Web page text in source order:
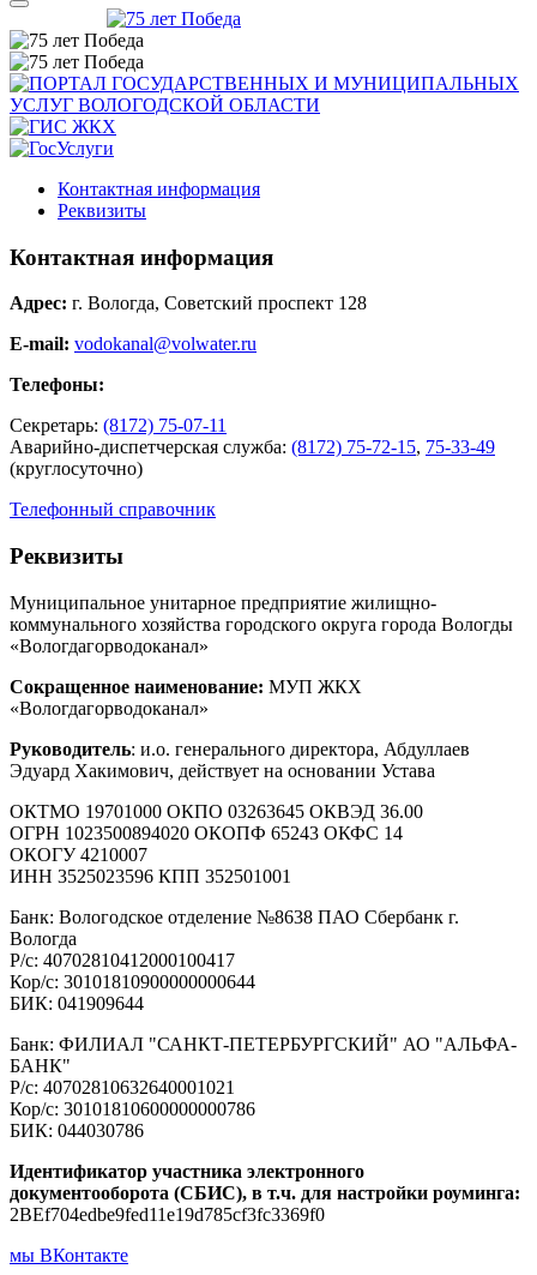
Контактная информация
Реквизиты
Контактная информация
Адрес: г. Вологда, Советский проспект 128
E-mail: vodokanal@volwater.ru
Телефоны:
Секретарь: (8172) 75-07-11
Аварийно-диспетчерская служба: (8172) 75-72-15, 75-33-49
(круглосуточно)
Телефонный справочник
Реквизиты
Муниципальное унитарное предприятие жилищно-
коммунального хозяйства городского округа города Вологды
«Вологдагорводоканал»
Сокращенное наименование: МУП ЖКХ
«Вологдагорводоканал»
Руководитель: и.о. генерального директора, Абдуллаев
Эдуард Хакимович, действует на основании Устава
ОКТМО 19701000 ОКПО 03263645 ОКВЭД 36.00
ОГРН 1023500894020 ОКОПФ 65243 ОКФС 14
ОКОГУ 4210007
ИНН 3525023596 КПП 352501001
Банк: Вологодское отделение №8638 ПАО Сбербанк г.
Вологда
Р/с: 40702810412000100417
Кор/с: 30101810900000000644
БИК: 041909644
Банк: ФИЛИАЛ "САНКТ-ПЕТЕРБУРГСКИЙ" АО "АЛЬФА-
БАНК"
Р/с: 40702810632640001021
Кор/с: 30101810600000000786
БИК: 044030786
Идентификатор участника электронного
документооборота (СБИС), в т.ч. для настройки роуминга:
2BEf704edbe9fed11e19d785cf3fc3369f0
мы ВКонтакте